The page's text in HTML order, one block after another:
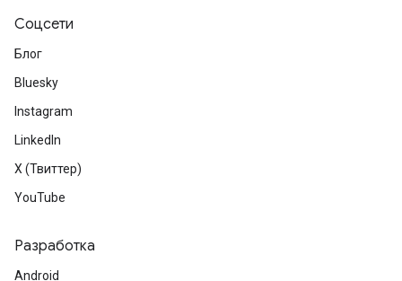
Соцсети
Блог
Bluesky
Instagram
LinkedIn
X (Твиттер)
YouTube
Разработка
Android